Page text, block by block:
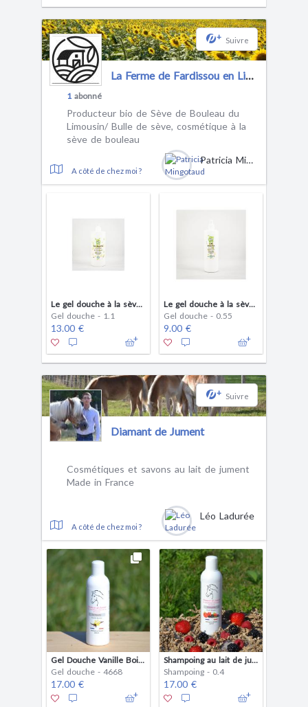
+ Suivre
La Ferme de Fardissou en Limousin
1abonné
Producteur bio de Sève de Bouleau du
Limousin/ Bulle de sève, cosmétique à la
sève de bouleau
A côté de chez moi ?
Patricia Mingotaud
Le gel douche à la sève de bouleau Bulle de Sève 1kg
Gel douche - 1.1
13.00 €
Le gel douche à la sève de bouleau Bulle de Sève 500gr
Gel douche - 0.55
9.00 €
+ Suivre
Diamant de Jument
Cosmétiques et savons au lait de jument
Made in France
A côté de chez moi ?
Léo Ladurée
Gel Douche Vanille Boisée
Gel douche - 4668
17.00 €
Shampoing au lait de jument
Shampoing - 0.4
17.00 €